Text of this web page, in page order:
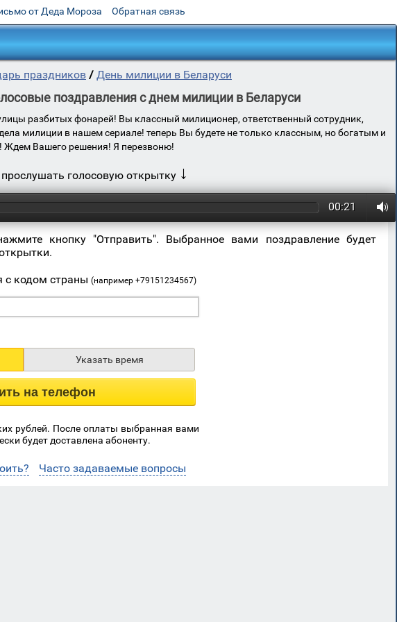
от Деда Мороза Обратная связь
праздников / День милиции в Беларуси
поздравления с днем милиции в Беларуси
разбитых фонарей! Вы классный милиционер, ответственный сотрудник,
милиции в нашем сериале! теперь Вы будете не только классным, но богатым и
Вашего решения! Я перезвоню!
голосовую открытку ↓
00:21
кнопку "Отправить". Выбранное вами поздравление будет
с кодом страны(например +79151234567)
Указать время
на телефон
рублей. После оплаты выбранная вами
будет доставлена абоненту.
Часто задаваемые вопросы